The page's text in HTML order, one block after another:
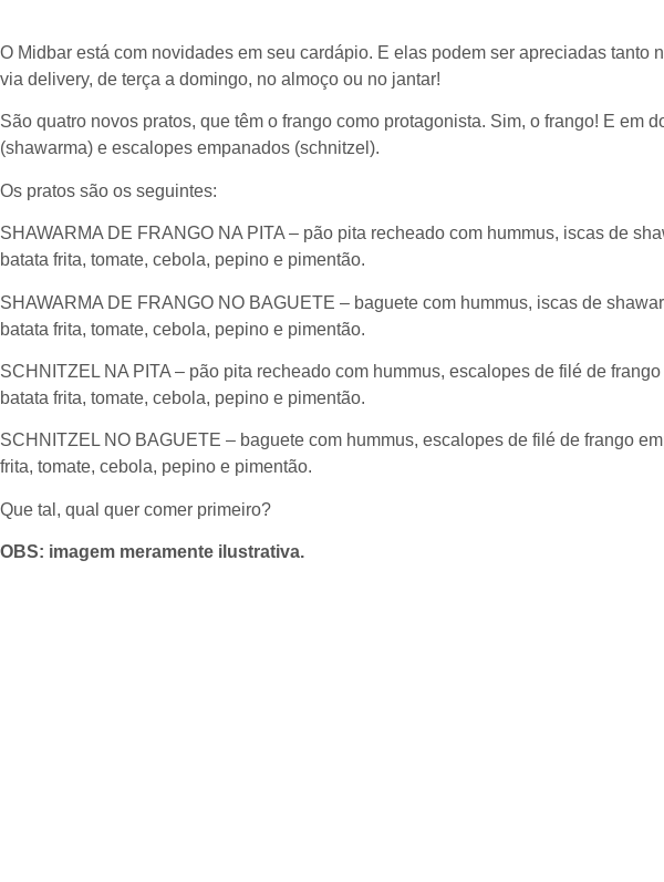
O Midbar está com novidades em seu cardápio. E elas podem ser apreciadas tanto
via delivery, de terça a domingo, no almoço ou no jantar!
São quatro novos pratos, que têm o frango como protagonista. Sim, o frango! E em
(shawarma) e escalopes empanados (schnitzel).
Os pratos são os seguintes:
SHAWARMA DE FRANGO NA PITA – pão pita recheado com hummus, iscas de
batata frita, tomate, cebola, pepino e pimentão.
SHAWARMA DE FRANGO NO BAGUETE – baguete com hummus, iscas de
batata frita, tomate, cebola, pepino e pimentão.
SCHNITZEL NA PITA – pão pita recheado com hummus, escalopes de filé de
batata frita, tomate, cebola, pepino e pimentão.
SCHNITZEL NO BAGUETE – baguete com hummus, escalopes de filé de frango
frita, tomate, cebola, pepino e pimentão.
Que tal, qual quer comer primeiro?
OBS: imagem meramente ilustrativa.